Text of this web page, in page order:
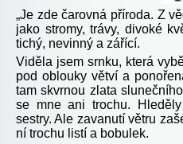
„Je zde čarovná příroda. Z
jako stromy, trávy, divoké
tichý, nevinný a zářící.
Viděla jsem srnku, která
pod oblouky větví a
tam skvrnou zlata
se mne ani trochu.
sestry. Ale zavanutí větru
ní trochu listí a bobulek.